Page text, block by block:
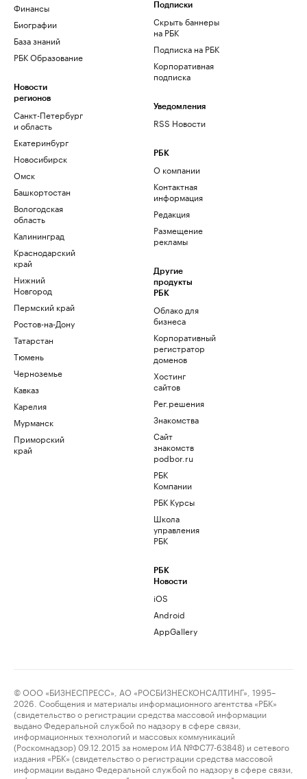
Финансы
Биографии
База знаний
РБК Образование
Новости
регионов
Санкт-Петербург
и область
Екатеринбург
Новосибирск
Омск
Башкортостан
Вологодская
область
Калининград
Краснодарский
край
Нижний
Новгород
Пермский край
Ростов-на-Дону
Татарстан
Тюмень
Черноземье
Кавказ
Карелия
Мурманск
Приморский
край
Подписки
Скрыть баннеры
на РБК
Подписка на РБК
Корпоративная
подписка
Уведомления
RSS Новости
РБК
О компании
Контактная
информация
Редакция
Размещение
рекламы
Другие
продукты
РБК
Облако для
бизнеса
Корпоративный
регистратор
доменов
Хостинг
сайтов
Рег.решения
Знакомства
Сайт
знакомств
podbor.ru
РБК
Компании
РБК Курсы
Школа
управления
РБК
РБК
Новости
iOS
Android
AppGallery
© ООО «БИЗНЕСПРЕСС», АО «РОСБИЗНЕСКОНСАЛТИНГ», 1995–
2026. Сообщения и материалы информационного агентства «РБК»
(свидетельство о регистрации средства массовой информации
выдано Федеральной службой по надзору в сфере связи,
информационных технологий и массовых коммуникаций
(Роскомнадзор) 09.12.2015 за номером ИА №ФС77-63848) и сетевого
издания «РБК» (свидетельство о регистрации средства массовой
информации выдано Федеральной службой по надзору в сфере связи,